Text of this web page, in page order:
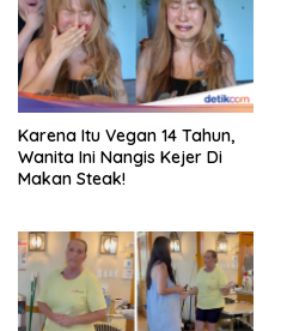
Karena Itu Vegan 14 Tahun,
Wanita Ini Nangis Kejer Di
Makan Steak!